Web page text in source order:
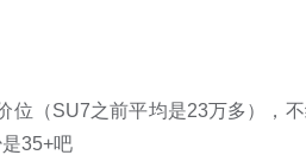
（SU7之前平均是23万多），
35+吧